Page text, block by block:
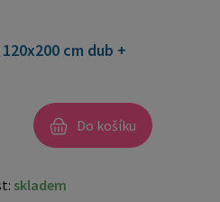
cm dub +
Do košíku
skladem